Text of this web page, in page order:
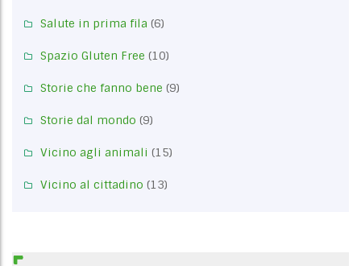
Salute in prima fila (6)
Spazio Gluten Free (10)
Storie che fanno bene (9)
Storie dal mondo (9)
Vicino agli animali (15)
Vicino al cittadino (13)